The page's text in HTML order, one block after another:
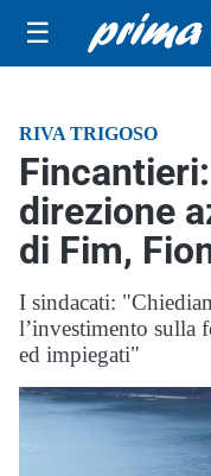
☰
RIVA TRIGOSO
direzione
di Fim,
I sindacati:
l’investimento sulla
ed impiegati"